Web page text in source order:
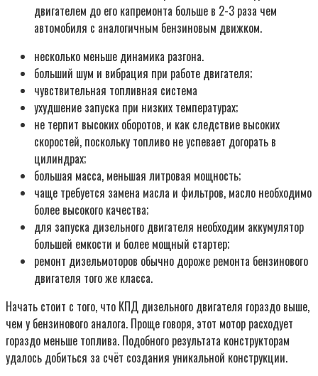
двигателем до его капремонта больше в 2-3 раза чем
автомобиля с аналогичным бензиновым движком.
несколько меньше динамика разгона.
больший шум и вибрация при работе двигателя;
чувствительная топливная система
ухудшение запуска при низких температурах;
не терпит высоких оборотов, и как следствие высоких
скоростей, поскольку топливо не успевает догорать в
цилиндрах;
большая масса, меньшая литровая мощность;
чаще требуется замена масла и фильтров, масло необходимо
более высокого качества;
для запуска дизельного двигателя необходим аккумулятор
большей емкости и более мощный стартер;
ремонт дизельмоторов обычно дороже ремонта бензинового
двигателя того же класса.
Начать стоит с того, что КПД дизельного двигателя гораздо выше,
чем у бензинового аналога. Проще говоря, этот мотор расходует
гораздо меньше топлива. Подобного результата конструкторам
удалось добиться за счёт создания уникальной конструкции.